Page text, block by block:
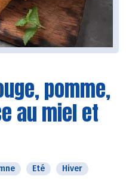
pomme,
au miel et
Eté
Hiver